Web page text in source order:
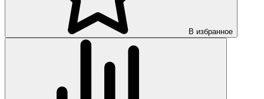
В избранное